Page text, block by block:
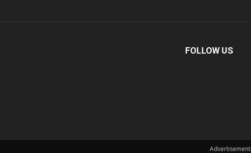
FOLLOW US
Advertisement